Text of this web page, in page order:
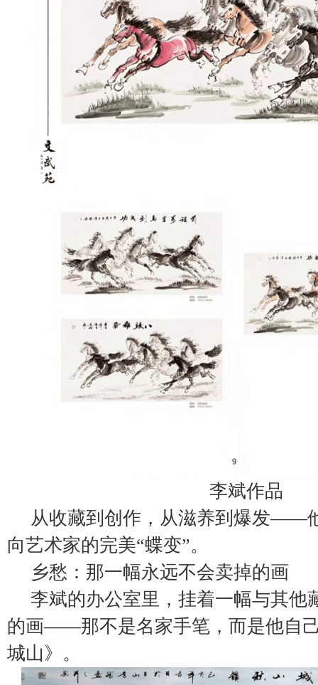
李斌作品
从收藏到创作，从滋养到爆发——
向艺术家的完美“蝶变”。
乡愁：那一幅永远不会卖掉的画
李斌的办公室里，挂着一幅与其他
的画——那不是名家手笔，而是他自
城山》。